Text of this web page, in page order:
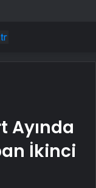
Ayında
İkinci